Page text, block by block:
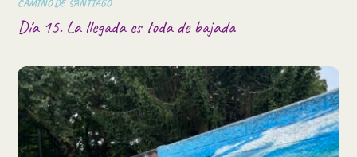
CAMINO DE SANTIAGO
Día 15. La llegada es toda de bajada